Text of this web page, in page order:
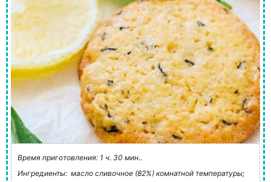
Время приготовления: 1 ч. 30 мин..
Ингредиенты: масло сливочное (82%) комнатной температуры;